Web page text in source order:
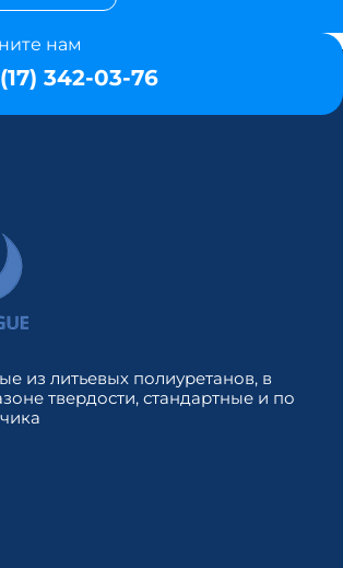
нам
342-03-76
из литьевых полиуретанов, в
твердости, стандартные и по